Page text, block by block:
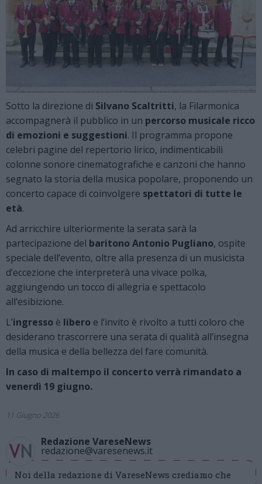
Sotto la direzione di Silvano Scaltritti, la Filarmonica
accompagnerà il pubblico in un percorso musicale ricco
di emozioni e suggestioni. Il programma propone
celebri pagine del repertorio lirico, indimenticabili
colonne sonore cinematografiche e canzoni che hanno
segnato la storia della musica popolare, proponendo un
concerto capace di coinvolgere spettatori di tutte le
età.
Ad arricchire ulteriormente la serata sarà la
partecipazione del baritono Antonio Pugliano, ospite
speciale dell’evento, oltre alla presenza di un musicista
d’eccezione che interpreterà una vivace polka,
aggiungendo un tocco di allegria e spettacolo
all’esibizione.
L’ingresso è libero e l’invito è rivolto a tutti coloro che
desiderano trascorrere una serata di qualità all’insegna
della musica e della bellezza del fare comunità.
In caso di maltempo il concerto verrà rimandato a
venerdì 19 giugno.
11 Giugno 2026
Redazione VareseNews
redazione@varesenews.it
Noi della redazione di VareseNews crediamo che